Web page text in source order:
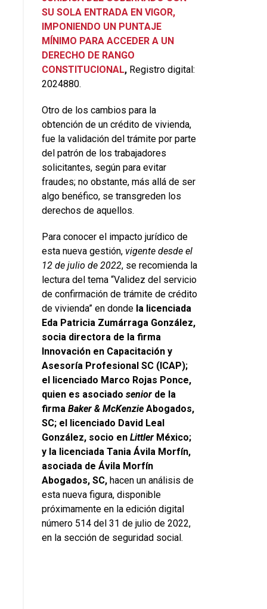
SU SOLA ENTRADA EN VIGOR,
IMPONIENDO UN PUNTAJE
MÍNIMO PARA ACCEDER A UN
DERECHO DE RANGO
CONSTITUCIONAL,Registro digital:
2024880.
Otro de los cambios para la
obtención de un crédito de vivienda,
fue la validación del trámite por parte
del patrón de los trabajadores
solicitantes, según para evitar
fraudes; no obstante, más allá de ser
algo benéfico, se transgreden los
derechos de aquellos.
Para conocer el impacto jurídico de
esta nueva gestión, vigente desde el
12 de julio de 2022, se recomienda la
lectura del tema “Validez del servicio
de confirmación de trámite de crédito
de vivienda” en donde la licenciada
Eda Patricia Zumárraga González,
socia directora de la firma
Innovación en Capacitación y
Asesoría Profesional SC (ICAP);
el licenciado Marco Rojas Ponce,
quien es asociado seniorde la
firma Baker & McKenzieAbogados,
SC; el licenciado David Leal
González, socio en LittlerMéxico;
y la licenciada Tania Ávila Morfín,
asociada de Ávila Morfín
Abogados, SC, hacen un análisis de
esta nueva figura, disponible
próximamente en la edición digital
número 514 del 31 de julio de 2022,
en la sección de seguridad social.